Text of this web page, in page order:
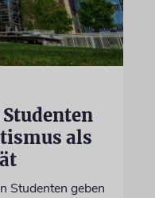
als
Studenten geben